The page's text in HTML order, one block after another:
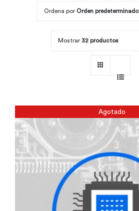
Ordena por Orden predeterminado
Mostrar 32 productos
Agotado